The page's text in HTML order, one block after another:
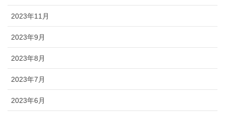
2023年11月
2023年9月
2023年8月
2023年7月
2023年6月